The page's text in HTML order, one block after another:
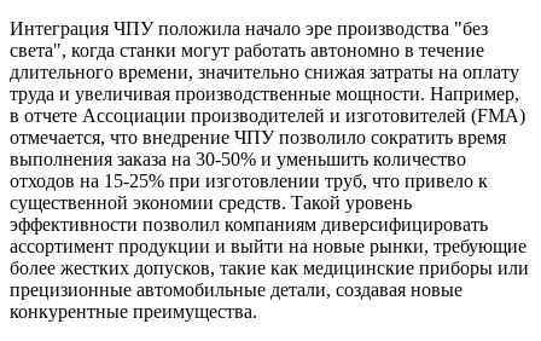
Интеграция ЧПУ положила начало эре производства "без
света", когда станки могут работать автономно в течение
длительного времени, значительно снижая затраты на оплату
труда и увеличивая производственные мощности. Например,
в отчете Ассоциации производителей и изготовителей (FMA)
отмечается, что внедрение ЧПУ позволило сократить время
выполнения заказа на 30-50% и уменьшить количество
отходов на 15-25% при изготовлении труб, что привело к
существенной экономии средств. Такой уровень
эффективности позволил компаниям диверсифицировать
ассортимент продукции и выйти на новые рынки, требующие
более жестких допусков, такие как медицинские приборы или
прецизионные автомобильные детали, создавая новые
конкурентные преимущества.